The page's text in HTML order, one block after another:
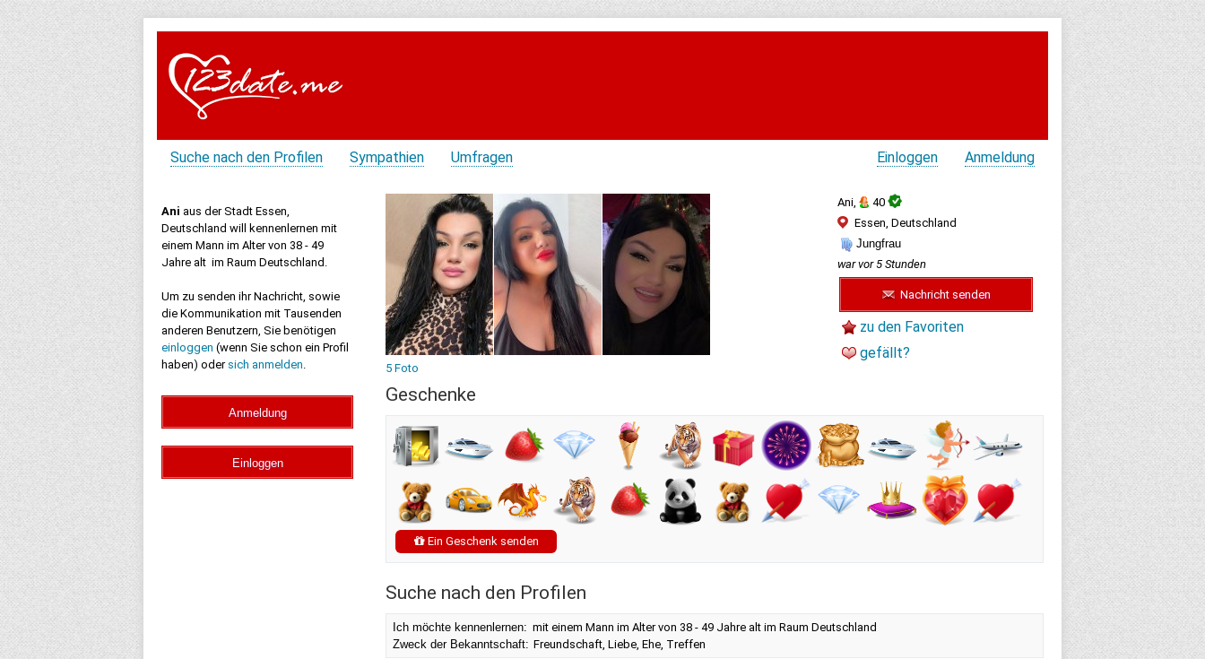
Suche nach den Profilen Sympathien Umfragen Anmeldung
Einloggen
Ani aus der Stadt Essen,
Deutschland will kennenlernen mit
einem Mann im Alter von 38 - 49
Jahre alt im Raum Deutschland.
Um zu senden ihr Nachricht, sowie
die Kommunikation mit Tausenden
anderen Benutzern, Sie benötigen
einloggen (wenn Sie schon ein Profil
haben) oder sich anmelden. 5 Foto
Ani,
40
Essen, Deutschland
Jungfrau
war vor 5 Stunden
Nachricht senden
zu den Favoriten
gefällt?
Geschenke
Ein Geschenk senden
Suche nach den Profilen
Ich möchte kennenlernen: mit einem Mann im Alter von 38 - 49 Jahre alt im Raum Deutschland
Zweck der Bekanntschaft: Freundschaft, Liebe, Ehe, Treffen